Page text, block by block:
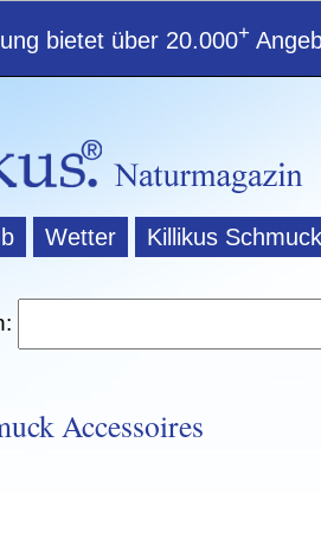
bietet über 20.000+
Wetter Killikus Schmuck
Accessoires